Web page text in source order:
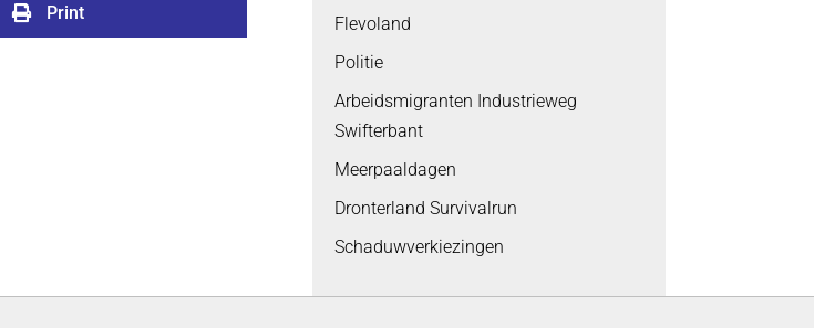
 Print
Flevoland
Politie
Arbeidsmigranten Industrieweg
Swifterbant
Meerpaaldagen
Dronterland Survivalrun
Schaduwverkiezingen